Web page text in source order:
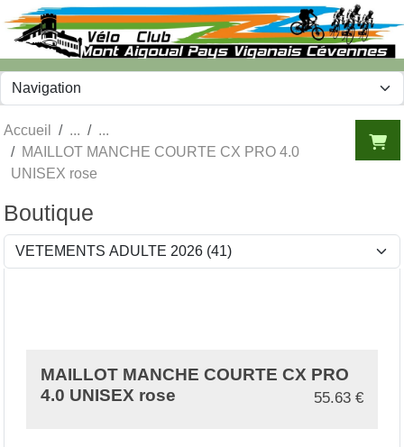
Accueil
MAILLOT MANCHE COURTE CX PRO 4.0
UNISEX rose
Boutique
MAILLOT MANCHE COURTE CX PRO
4.0 UNISEX rose
55.63 €
Panneau de gestion des cookies